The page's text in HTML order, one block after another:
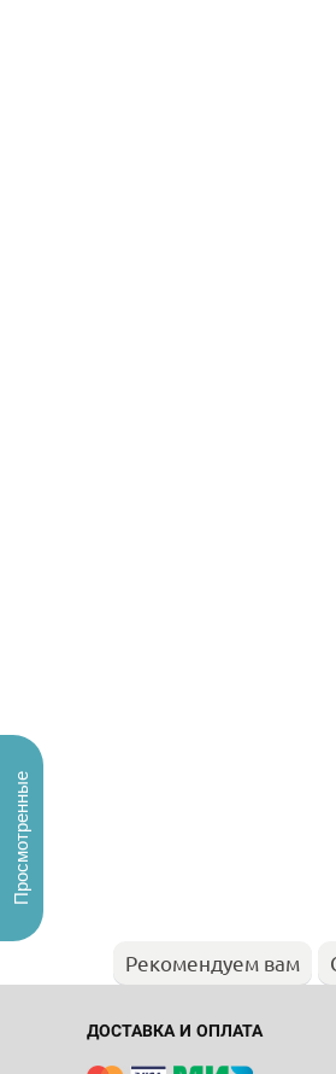
Рекомендуем вам
ДОСТАВКА И ОПЛАТА
Просмотренные